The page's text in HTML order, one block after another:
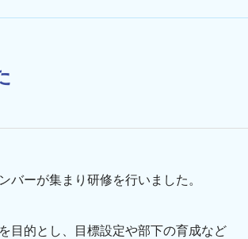
ーが集まり研修を行いました。
目的とし、目標設定や部下の育成など